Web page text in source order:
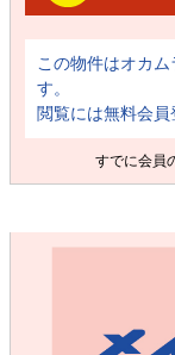
この物件はオカ
す。
閲覧には無料会員
すでに会員